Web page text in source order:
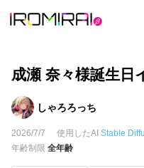
成瀬 奈々様誕生日
しゃろろっち
2026/7/7 使用したAI Stable
年齢制限 全年齢